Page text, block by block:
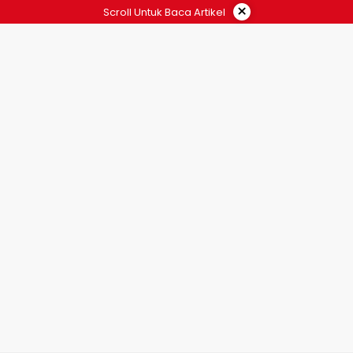
Scroll Untuk Baca Artikel ×